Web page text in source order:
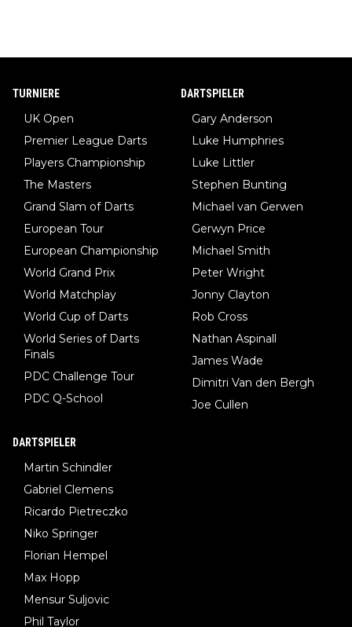
TURNIERE
UK Open
Premier League Darts
Players Championship
The Masters
Grand Slam of Darts
European Tour
European Championship
World Grand Prix
World Matchplay
World Cup of Darts
World Series of Darts
Finals
PDC Challenge Tour
PDC Q-School
DARTSPIELER
Gary Anderson
Luke Humphries
Luke Littler
Stephen Bunting
Michael van Gerwen
Gerwyn Price
Michael Smith
Peter Wright
Jonny Clayton
Rob Cross
Nathan Aspinall
James Wade
Dimitri Van den Bergh
Joe Cullen
DARTSPIELER
Martin Schindler
Gabriel Clemens
Ricardo Pietreczko
Niko Springer
Florian Hempel
Max Hopp
Mensur Suljovic
Phil Taylor